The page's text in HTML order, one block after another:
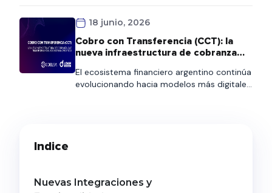
Informe de Crédito Fintech elaborado por el
ITBA y la Cámara Argentina Fintech, más de
8,1 millones de personas ya acceden a
18 junio, 2026
Cobro con Transferencia (CCT): la
nueva infraestructura de cobranza
crediticio
El ecosistema financiero argentino continúa
evolucionando hacia modelos más digitales,
préstamos. Aunque la salida a producción
Indice
Nuevas Integraciones y